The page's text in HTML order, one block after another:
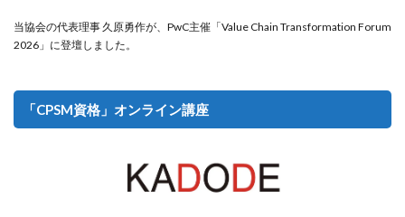
当協会の代表理事 久原勇作が、PwC主催「Value Chain Transformation Forum
2026」に登壇しました。
「CPSM資格」オンライン講座